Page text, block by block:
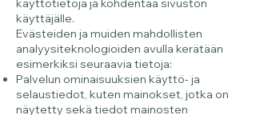
käyttötietoja ja kohdentaa sivuston
käyttäjälle.
Evästeiden ja muiden mahdollisten
analyysiteknologioiden avulla kerätään
esimerkiksi seuraavia tietoja:
Palvelun ominaisuuksien käyttö- ja
selaustiedot, kuten mainokset, jotka on
näytetty sekä tiedot mainosten